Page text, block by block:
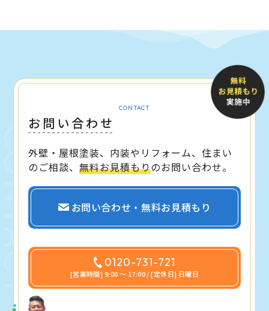
CONTACT
お問い合わせ
外壁・屋根塗装、内装やリフォーム、住まい
のご相談、無料お見積もりのお問い合わせ。
お問い合わせ・無料お見積もり
0120-731-721
[営業時間] 9:00 〜 17:00 / [定休日] 日曜日